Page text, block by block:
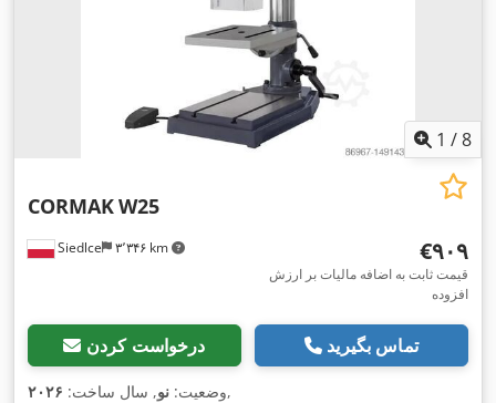
1 /8
Siedlce ۳٬۳۴۶ km
CORMAKW25
‎€۹۰۹
قیمت ثابت به اضافه مالیات بر ارزش
افزوده
درخواست کردن تماس بگیرید
وضعیت: نو, سال ساخت: ۲۰۲۶ ,